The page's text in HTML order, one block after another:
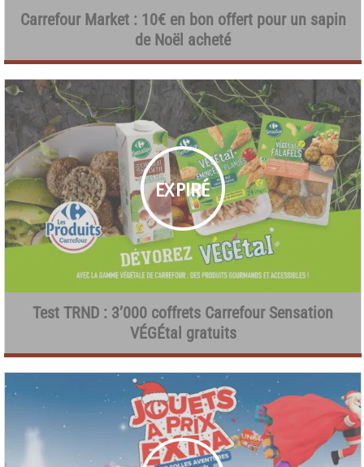
Carrefour Market : 10€ en bon offert pour un sapin
de Noël acheté
Test TRND : 3’000 coffrets Carrefour Sensation
VÉGÉtal gratuits